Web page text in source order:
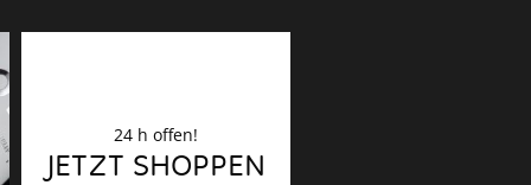
Dekoration
Finaler Schliff
24 h offen!
JETZT SHOPPEN